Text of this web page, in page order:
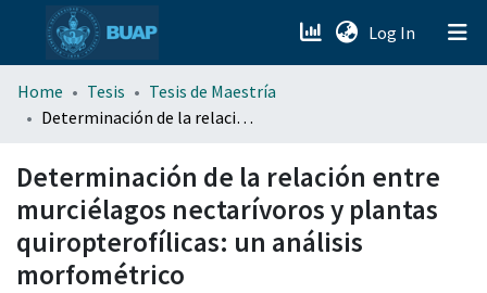
Log In (current)
menu.section.about_menu
Home Tesis
Tesis de Maestría
Determinación de la relación entre murciélagos nectarívoros y plantas quiropterofílicas: un análisis morfométrico
Determinación de la relación entre
murciélagos nectarívoros y plantas
quiropterofílicas: un análisis
morfométrico